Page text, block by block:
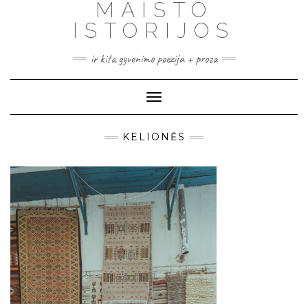
MAISTO
ISTORIJOS
ir kita gyvenimo poezija + proza
Toggle
Navigation
KELIONĖS